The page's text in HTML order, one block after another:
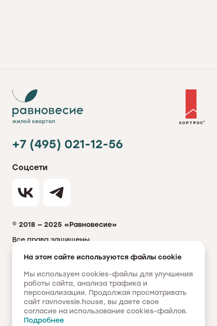
+7 (495) 021-12-56
Соцсети
© 2018 — 2025 «Равновесие»
Все права защищены
Политика обработки персональных данных
ИНФОРМАЦИЯ О ЦЕНАХ, ПЛАНИРОВКАХ, А ТАКЖЕ СПЕЦИАЛЬНЫХ
ПРЕДЛОЖЕНИЯХ, РАЗМЕЩЁННЫХ НА ДАННОМ САЙТЕ, НОСИТ
ИСКЛЮЧИТЕЛЬНО ОЗНАКОМИТЕЛЬНЫЙ ХАРАКТЕР, НЕ ЯВЛЯЕТСЯ
ПУБЛИЧНОЙ ОФЕРТОЙ, ОПРЕДЕЛЯЕМОЙ ПОЛОЖЕНИЯМИ СТАТЬИ 437
ГРАЖДАНСКОГО КОДЕКСА РОССИЙСКОЙ ФЕДЕРАЦИИ. ПРЕДСТАВЛЕННЫЕ
НА САЙТЕ ИЗОБРАЖЕНИЯ ОБЪЕКТОВ ДОЛЕВОГО СТРОИТЕЛЬСТВА НОСЯТ
ПРЕДВАРИТЕЛЬНЫЙ ОЗНАКОМИТЕЛЬНЫЙ ХАРАКТЕР И МОГУТ ОТЛИЧАТЬСЯ
ОТ ФАКТИЧЕСКИХ ПРОЕКТНЫХ РЕШЕНИЙ, РЕАЛИЗУЕМЫХ ЗАСТРОЙЩИКОМ.
На этом сайте используются файлы cookie
Мы используем cookies-файлы для улучшения
работы сайта, анализа трафика и
персонализации. Продолжая просматривать
сайт ravnovesie.house, вы даете свое
согласие на использование cookies-файлов.
Подробнее